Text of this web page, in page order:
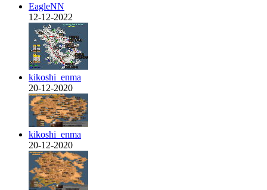
EagleNN
12-12-2022
kikoshi_enma
20-12-2020
kikoshi_enma
20-12-2020